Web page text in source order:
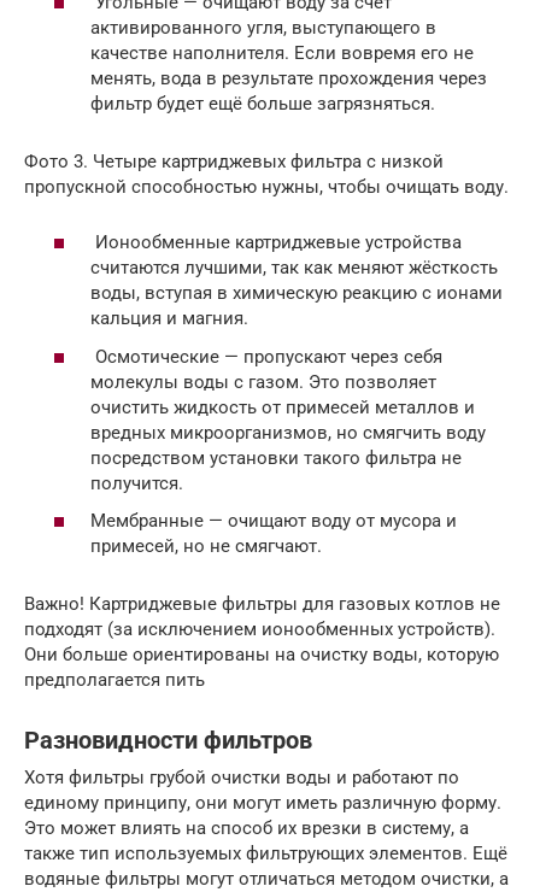
активированного угля, выступающего в
качестве наполнителя. Если вовремя его не
менять, вода в результате прохождения через
фильтр будет ещё больше загрязняться.
Фото 3. Четыре картриджевых фильтра с низкой
пропускной способностью нужны, чтобы очищать воду.
Ионообменные картриджевые устройства
считаются лучшими, так как меняют жёсткость
воды, вступая в химическую реакцию с ионами
кальция и магния.
Осмотические — пропускают через себя
молекулы воды с газом. Это позволяет
очистить жидкость от примесей металлов и
вредных микроорганизмов, но смягчить воду
посредством установки такого фильтра не
получится.
Мембранные — очищают воду от мусора и
примесей, но не смягчают.
Важно! Картриджевые фильтры для газовых котлов не
подходят (за исключением ионообменных устройств).
Они больше ориентированы на очистку воды, которую
предполагается пить
Разновидности фильтров
Хотя фильтры грубой очистки воды и работают по
единому принципу, они могут иметь различную форму.
Это может влиять на способ их врезки в систему, а
также тип используемых фильтрующих элементов. Ещё
водяные фильтры могут отличаться методом очистки, а